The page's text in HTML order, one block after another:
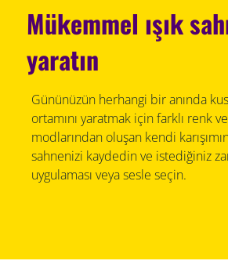
Mükemmel ışık
yaratın
Gününüzün herhangi bir anında
ortamını yaratmak için farklı renk ve
modlarından oluşan kendi
sahnenizi kaydedin ve istediğiniz
uygulaması veya sesle seçin.